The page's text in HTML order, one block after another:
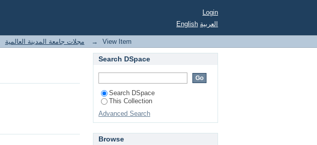
Login
English العربية
مجلات جامعة المدينة العالمية → View Item
Search DSpace
Search DSpace
This Collection
Advanced Search
Browse